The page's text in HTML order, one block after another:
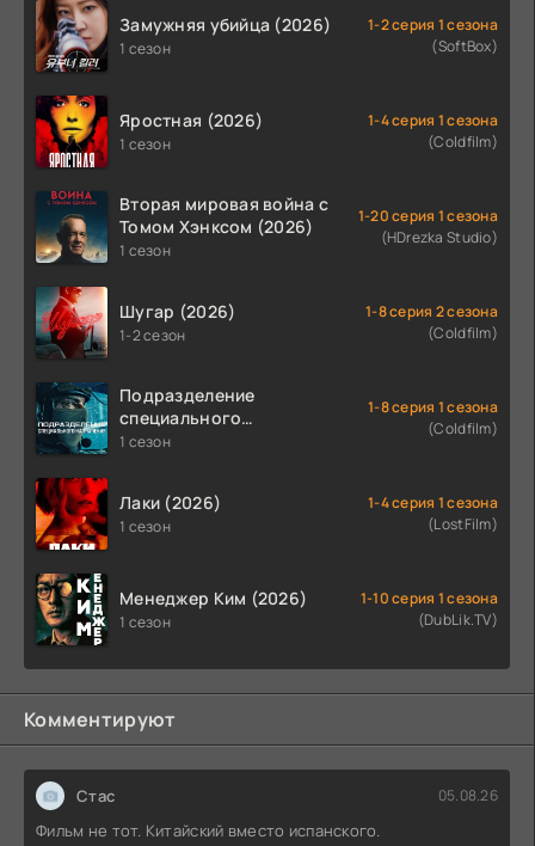
Замужняя убийца (2026)
1 сезон
1-2 серия 1 сезона
(SoftBox)
Яростная (2026)
1 сезон
1-4 серия 1 сезона
(Coldfilm)
Вторая мировая война с
Томом Хэнксом (2026)
1 сезон
1-20 серия 1 сезона
(HDrezka Studio)
Шугар (2026)
1-2 сезон
1-8 серия 2 сезона
(Coldfilm)
Подразделение
специального
назначения (2026)
1 сезон
1-8 серия 1 сезона
(Coldfilm)
Лаки (2026)
1 сезон
1-4 серия 1 сезона
(LostFilm)
Менеджер Ким (2026)
1 сезон
1-10 серия 1 сезона
(DubLik.TV)
Комментируют
Стас 05.08.26
Фильм не тот. Китайский вместо испанского.